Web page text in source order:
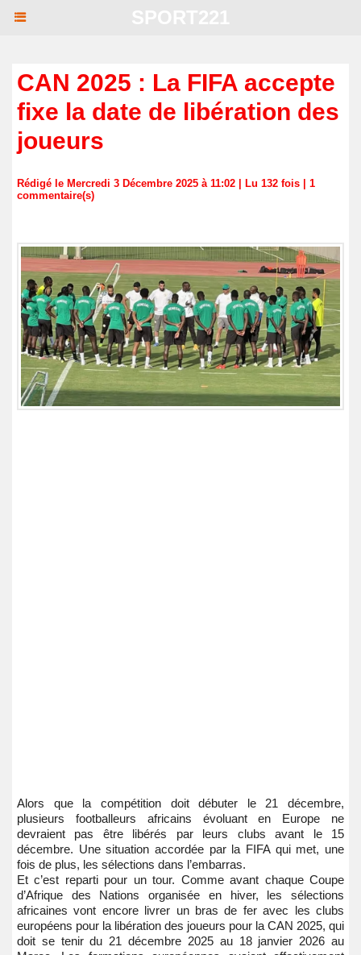
CAN 2025 : La FIFA accepte
fixe la date de libération des
joueurs
Rédigé le Mercredi 3 Décembre 2025 à 11:02 | Lu 132 fois | 1
commentaire(s)
Alors que la compétition doit débuter le 21 décembre,
plusieurs footballeurs africains évoluant en Europe ne
devraient pas être libérés par leurs clubs avant le 15
décembre. Une situation accordée par la FIFA qui met, une
fois de plus, les sélections dans l’embarras.
Et c’est reparti pour un tour. Comme avant chaque Coupe
d’Afrique des Nations organisée en hiver, les sélections
africaines vont encore livrer un bras de fer avec les clubs
européens pour la libération des joueurs pour la CAN 2025, qui
doit se tenir du 21 décembre 2025 au 18 janvier 2026 au